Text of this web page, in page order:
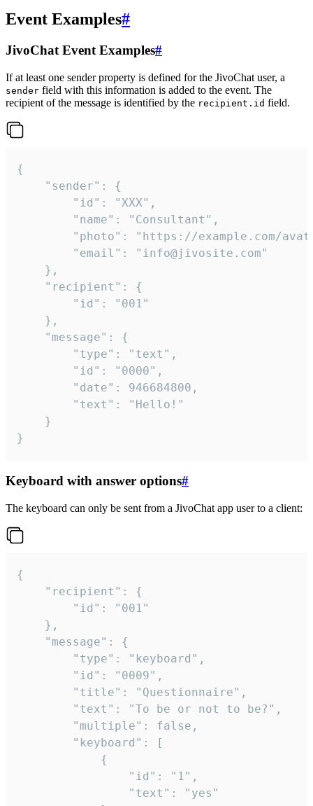
Event Examples#
JivoChat Event Examples#
If at least one sender property is defined for the JivoChat user, a
sender field with this information is added to the event. The
recipient of the message is identified by the recipient.id field.
{
}
Keyboard with answer options#
The keyboard can only be sent from a JivoChat app user to a client:
{